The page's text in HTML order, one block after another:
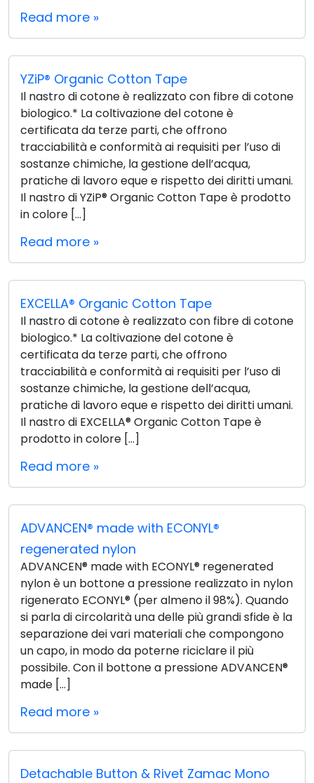
Read more »
YZiP® Organic Cotton Tape
Il nastro di cotone è realizzato con fibre di cotone
biologico.* La coltivazione del cotone è
certificata da terze parti, che offrono
tracciabilità e conformità ai requisiti per l’uso di
sostanze chimiche, la gestione dell’acqua,
pratiche di lavoro eque e rispetto dei diritti umani.
Il nastro di YZiP® Organic Cotton Tape è prodotto
in colore […]
Read more »
EXCELLA® Organic Cotton Tape
Il nastro di cotone è realizzato con fibre di cotone
biologico.* La coltivazione del cotone è
certificata da terze parti, che offrono
tracciabilità e conformità ai requisiti per l’uso di
sostanze chimiche, la gestione dell’acqua,
pratiche di lavoro eque e rispetto dei diritti umani.
Il nastro di EXCELLA® Organic Cotton Tape è
prodotto in colore […]
Read more »
ADVANCEN® made with ECONYL®
regenerated nylon
ADVANCEN® made with ECONYL® regenerated
nylon è un bottone a pressione realizzato in nylon
rigenerato ECONYL® (per almeno il 98%). Quando
si parla di circolarità una delle più grandi sfide è la
separazione dei vari materiali che compongono
un capo, in modo da poterne riciclare il più
possibile. Con il bottone a pressione ADVANCEN®
made […]
Read more »
Detachable Button & Rivet Zamac Mono